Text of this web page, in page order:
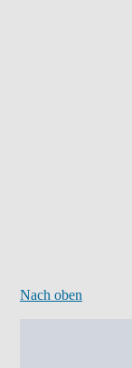
Nach oben